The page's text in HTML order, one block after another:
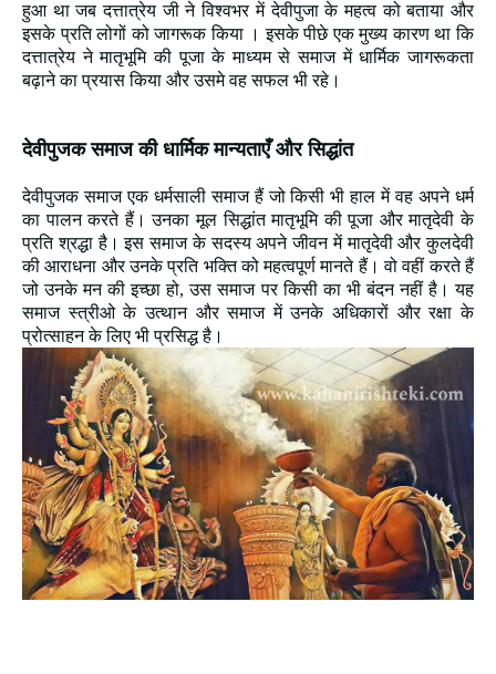
हुआ था जब दत्तात्रेय जी ने विश्वभर में देवीपुजा के महत्व को बताया और
इसके प्रति लोगों को जागरूक किया । इसके पीछे एक मुख्य कारण था कि
दत्तात्रेय ने मातृभूमि की पूजा के माध्यम से समाज में धार्मिक जागरूकता
बढ़ाने का प्रयास किया और उसमे वह सफल भी रहे।
देवीपुजक समाज की धार्मिक मान्यताएँ और सिद्धांत
देवीपुजक समाज एक धर्मसाली समाज हैं जो किसी भी हाल में वह अपने धर्म
का पालन करते हैं। उनका मूल सिद्धांत मातृभूमि की पूजा और मातृदेवी के
प्रति श्रद्धा है। इस समाज के सदस्य अपने जीवन में मातृदेवी और कुलदेवी
की आराधना और उनके प्रति भक्ति को महत्वपूर्ण मानते हैं। वो वहीं करते हैं
जो उनके मन की इच्छा हो, उस समाज पर किसी का भी बंदन नहीं है। यह
समाज स्त्रीओ के उत्थान और समाज में उनके अधिकारों और रक्षा के
प्रोत्साहन के लिए भी प्रसिद्ध है।